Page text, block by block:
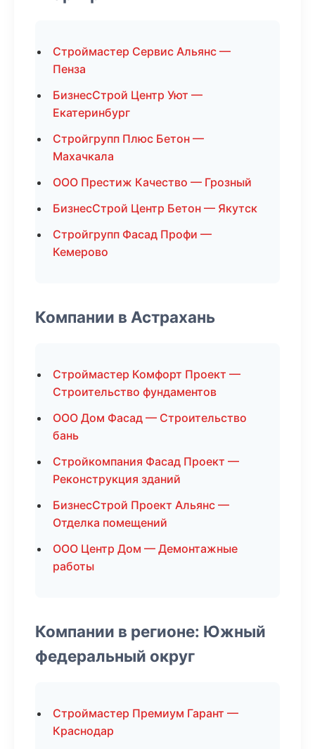
Строймастер Сервис Альянс —
Пенза
БизнесСтрой Центр Уют —
Екатеринбург
Стройгрупп Плюс Бетон —
Махачкала
ООО Престиж Качество — Грозный
БизнесСтрой Центр Бетон — Якутск
Стройгрупп Фасад Профи —
Кемерово
Компании в Астрахань
Строймастер Комфорт Проект —
Строительство фундаментов
ООО Дом Фасад — Строительство
бань
Стройкомпания Фасад Проект —
Реконструкция зданий
БизнесСтрой Проект Альянс —
Отделка помещений
ООО Центр Дом — Демонтажные
работы
Компании в регионе: Южный
федеральный округ
Строймастер Премиум Гарант —
Краснодар